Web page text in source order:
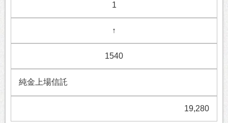
1
↑
1540
純金上場信託
19,280